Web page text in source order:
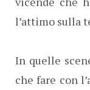
l’attimo sulla
In quelle
che fare con